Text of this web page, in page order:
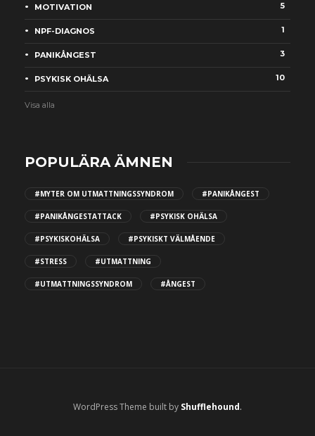
MOTIVATION 5
NPF-DIAGNOS 1
PANIKÅNGEST 3
PSYKISK OHÄLSA 10
Visa alla
POPULÄRA ÄMNEN
#MYTER OM UTMATTNINGSSYNDROM #PANIKÅNGEST
#PANIKÅNGESTATTACK #PSYKISK OHÄLSA
#PSYKISKOHÄLSA #PSYKISKT VÄLMÅENDE
#STRESS #UTMATTNING
#UTMATTNINGSSYNDROM #ÅNGEST
WordPress Theme built by Shufflehound.